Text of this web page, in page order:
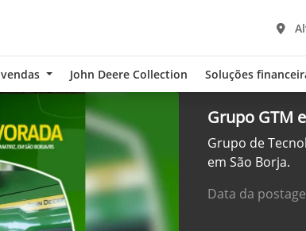
John Deere Collection Soluções
Grupo GTM
Grupo de
em São Borja.
Data da